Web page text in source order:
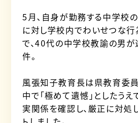
5月、自身が勤務する中学校
に対し学校内でわいせつな行
で、40代の中学校教諭の男
件。
風張知子教育長は県教育委
中で「極めて遺憾」としたうえ
実関係を確認し、厳正に対処